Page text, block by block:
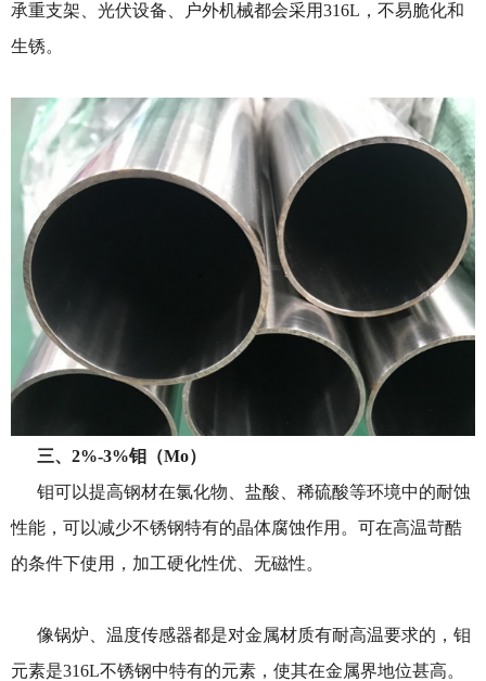
承重支架、光伏设备、户外机械都会采用316L，不易脆化和
生锈。
三、2%-3%钼（Mo）
钼可以提高钢材在氯化物、盐酸、稀硫酸等环境中的耐蚀
性能，可以减少不锈钢特有的晶体腐蚀作用。可在高温苛酷
的条件下使用，加工硬化性优、无磁性。
像锅炉、温度传感器都是对金属材质有耐高温要求的，钼
元素是316L不锈钢中特有的元素，使其在金属界地位甚高。